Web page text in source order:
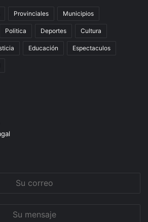
Provinciales Municipios
Politica Deportes Cultura
Educación Espectaculos